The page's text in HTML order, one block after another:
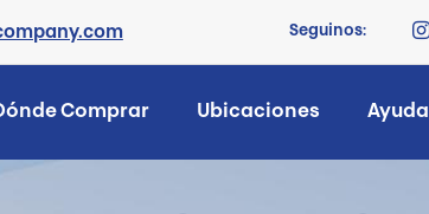
Seguinos:
Comprar Ubicaciones Ayuda